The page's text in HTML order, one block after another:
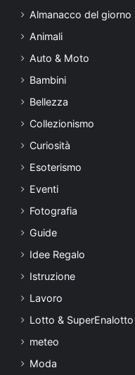
Almanacco del giorno
Animali
Auto & Moto
Bambini
Bellezza
Collezionismo
Curiosità
Esoterismo
Eventi
Fotografia
Guide
Idee Regalo
Istruzione
Lavoro
Lotto & SuperEnalotto
meteo
Moda